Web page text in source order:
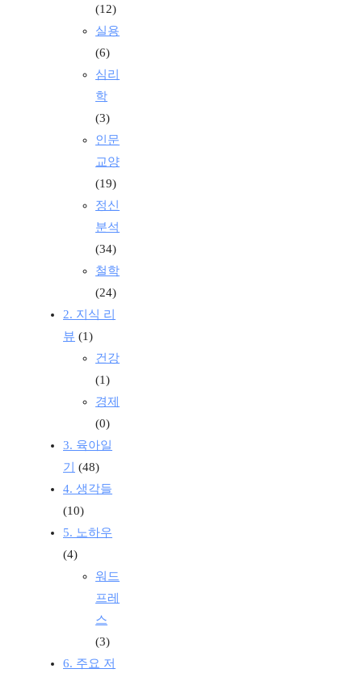
(12)
실용
(6)
심리
학
(3)
인문
교양
(19)
정신
분석
(34)
철학
(24)
2. 지식 리
뷰 (1)
건강
(1)
경제
(0)
3. 육아일
기 (48)
4. 생각들
(10)
5. 노하우
(4)
워드
프레
스
(3)
6. 주요 저